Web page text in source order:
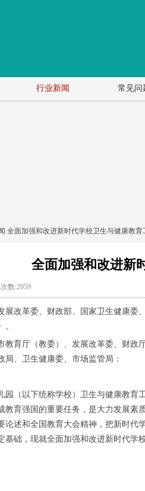
行业新闻 常见问
全面加强和改进新时代学校卫生与健康教育
全面加强和改进新
数:2959
展改革委、财政部、国家卫生健康
教育厅（教委）、发展改革委、财政
局、卫生健康委、市场监管局：
园（以下统称学校）卫生与健康教
教育强国的重要任务，是大力发展
论述和全国教育大会精神，把新时代
基础，现就全面加强和改进新时代学